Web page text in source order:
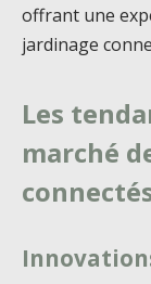
offrant une
jardinage
Les
marché